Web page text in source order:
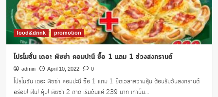
น้ำ
4
เมนู
food&drink promotion
โปรโมชั่น เดอะ พิซซ่า คอมปะนี ซื้อ 1 แถม 1 ช่วงสงกรานต์
admin April 10, 2022 0
โปรโมชั่น เดอะ พิซซ่า คอมปะนี ซื้อ 1 แถม 1 ยืดเวลาความคุ้ม ต้อนรับวันสงกรานต์
อร่อย! ฟิน! คุ้ม! พิซซ่า 2 ถาด เริ่มต้นแค่ 239 บาท เท่านั้น...